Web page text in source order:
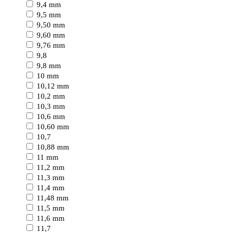
9,4 mm
9,5 mm
9,50 mm
9,60 mm
9,76 mm
9,8
9,8 mm
10 mm
10,12 mm
10,2 mm
10,3 mm
10,6 mm
10,60 mm
10,7
10,88 mm
11 mm
11,2 mm
11,3 mm
11,4 mm
11,48 mm
11,5 mm
11,6 mm
11,7